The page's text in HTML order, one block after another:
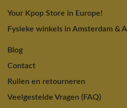
Your Kpop Store in Europe!
Fysieke winkels in Amsterdam &
Blog
Contact
Ruilen en retourneren
Veelgestelde Vragen (FAQ)